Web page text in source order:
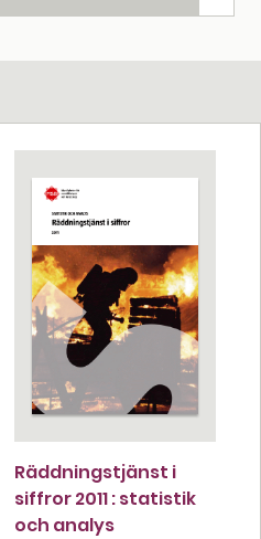
Räddningstjänst i
siffror 2011 : statistik
och analys